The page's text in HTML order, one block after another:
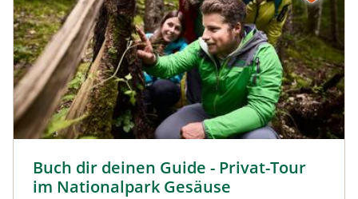
Gstatterboden möglich (nicht im Preis
inkludiert, muss selbst organisiert
werden).Wetterfeste Bekleidung und festes
Schuhwerk für Zwischenstopps ist
empfehlenswert.
Buch dir deinen Guide - Privat-Tour
im Nationalpark Gesäuse